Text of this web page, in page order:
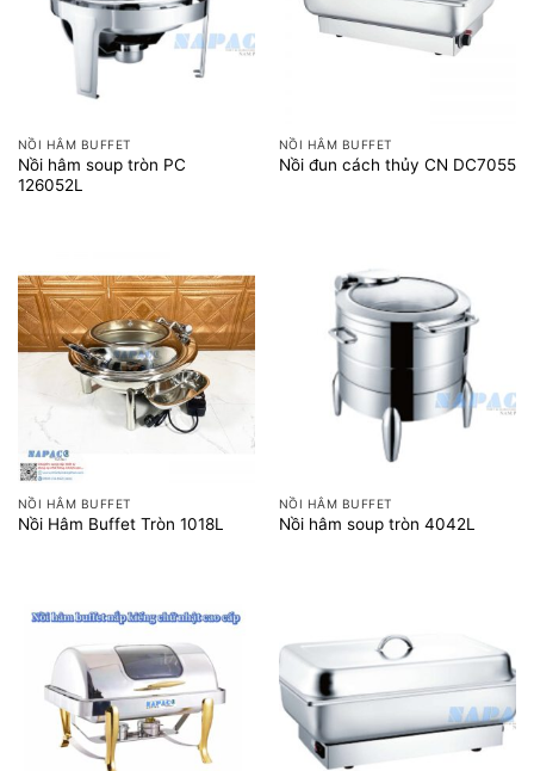
NỒI HÂM BUFFET
Nồi hâm soup tròn PC
126052L
NỒI HÂM BUFFET
Nồi đun cách thủy CN DC7055
NỒI HÂM BUFFET
Nồi Hâm Buffet Tròn 1018L
NỒI HÂM BUFFET
Nồi hâm soup tròn 4042L